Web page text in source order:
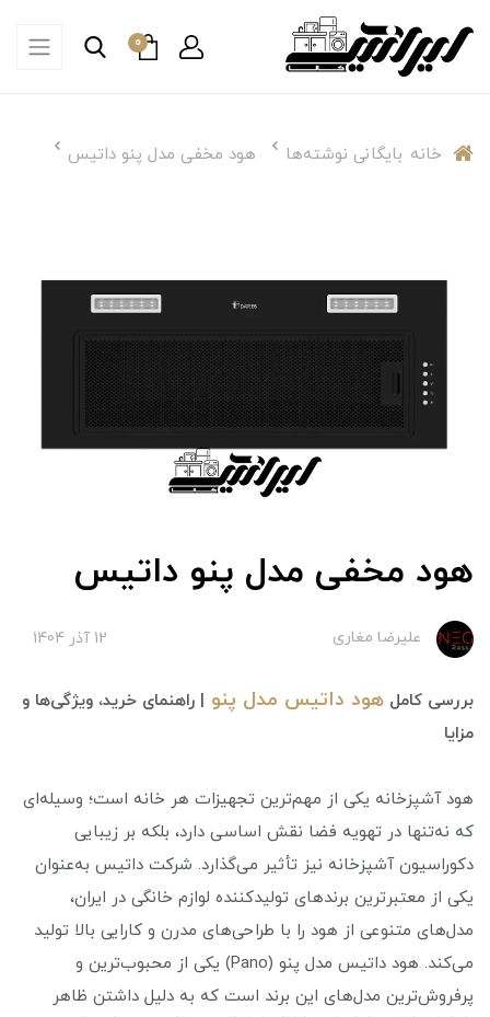
0
خانه بایگانی نوشته‌ها هود مخفی مدل پنو داتیس
هود مخفی مدل پنو داتیس
علیرضا مغاری 12 آذر 1404
بررسی کامل هود داتیس مدل پنو
| راهنمای خرید، ویژگی‌ها و
مزایا
هود آشپزخانه یکی از مهم‌ترین تجهیزات هر خانه است؛ وسیله‌ای
که نه‌تنها در تهویه فضا نقش اساسی دارد، بلکه بر زیبایی
دکوراسیون آشپزخانه نیز تأثیر می‌گذارد. شرکت داتیس به‌عنوان
یکی از معتبرترین برندهای تولیدکننده لوازم خانگی در ایران،
مدل‌های متنوعی از هود را با طراحی‌های مدرن و کارایی بالا تولید
می‌کند. هود داتیس مدل پنو (Pano) یکی از محبوب‌ترین و
پرفروش‌ترین مدل‌های این برند است که به دلیل داشتن ظاهر